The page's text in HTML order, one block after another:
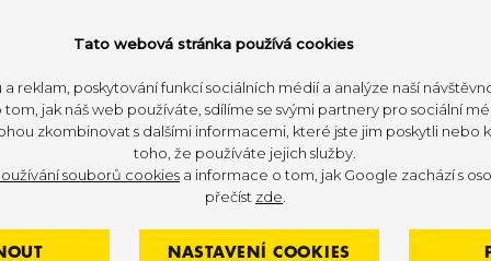
spalování kalorií a hubnutí
lze spálit 400–900 kcal. Díky vysoké intenzitě a
patří indoor cycling mezi nejefektivnější
celkové kondice
Tato webová stránka používá cookies
a reklam, poskytování funkcí sociálních médií a analýze naší
jak náš web používáte, sdílíme se svými partnery pro sociální
zkombinovat s dalšími informacemi, které jste jim poskytli nebo
toho, že používáte jejich služby.
souborů cookiesa informace o tom, jak Google zachází s
přečíst zde
NASTAVENÍ COOKIES